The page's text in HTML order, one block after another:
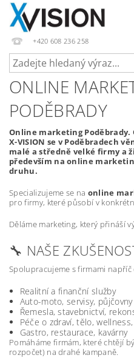
+420 608 236 258
ONLINE
PODĚBRADY
Online marketing
X-VISION se v Poděbradech
malé a středně velké firmy a
především na online
druhu.
Specializujeme se na online
pro firmy, které působí v
Děláme marketing, který přináší
🔧 NAŠE
Spolupracujeme s firmami napříč
Realitní a finanční služby
Auto-moto, servisy, půjčovny
Řemesla, stavebnictví,
Péče o zdraví, tělo,
Gastro, restaurace, kavárny
Pomáháme firmám, které chtějí
rozpočet) na drahé kampaně.